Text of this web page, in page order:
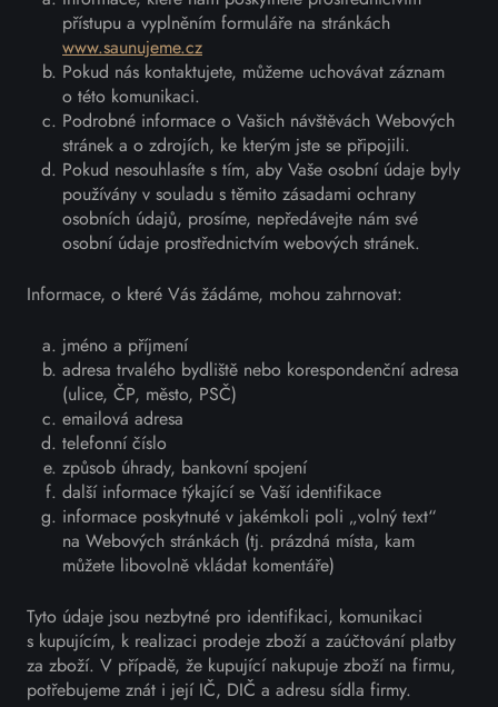
přístupu a vyplněním formuláře na stránkách
www.saunujeme.cz
Pokud nás kontaktujete, můžeme uchovávat záznam
o této komunikaci.
Podrobné informace o Vašich návštěvách Webových
stránek a o zdrojích, ke kterým jste se připojili.
Pokud nesouhlasíte s tím, aby Vaše osobní údaje byly
používány v souladu s těmito zásadami ochrany
osobních údajů, prosíme, nepředávejte nám své
osobní údaje prostřednictvím webových stránek.
Informace, o které Vás žádáme, mohou zahrnovat:
jméno a příjmení
adresa trvalého bydliště nebo korespondenční adresa
(ulice, ČP, město, PSČ)
emailová adresa
telefonní číslo
způsob úhrady, bankovní spojení
další informace týkající se Vaší identifikace
informace poskytnuté v jakémkoli poli „volný text“
na Webových stránkách (tj. prázdná místa, kam
můžete libovolně vkládat komentáře)
Tyto údaje jsou nezbytné pro identifikaci, komunikaci
s kupujícím, k realizaci prodeje zboží a zaúčtování platby
za zboží. V případě, že kupující nakupuje zboží na firmu,
potřebujeme znát i její IČ, DIČ a adresu sídla firmy.